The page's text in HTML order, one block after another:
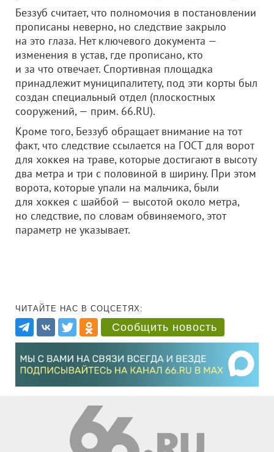
Беззуб считает, что полномочия в постановлении
прописаны неверно, но следствие закрыло
на это глаза. Нет ключевого документа —
изменения в устав, где прописано, кто
и за что отвечает. Спортивная площадка
принадлежит муниципалитету, под эти корты был
создан специальный отдел (плоскостных
сооружений, — прим. 66.RU).
Кроме того, Беззуб обращает внимание на тот
факт, что следствие ссылается на ГОСТ для ворот
для хоккея на траве, которые достигают в высоту
два метра и три с половиной в ширину. При этом
ворота, которые упали на мальчика, были
для хоккея с шайбой — высотой около метра,
но следствие, по словам обвиняемого, этот
параметр не указывает.
ЧИТАЙТЕ НАС В СОЦСЕТЯХ:
Сообщить новость